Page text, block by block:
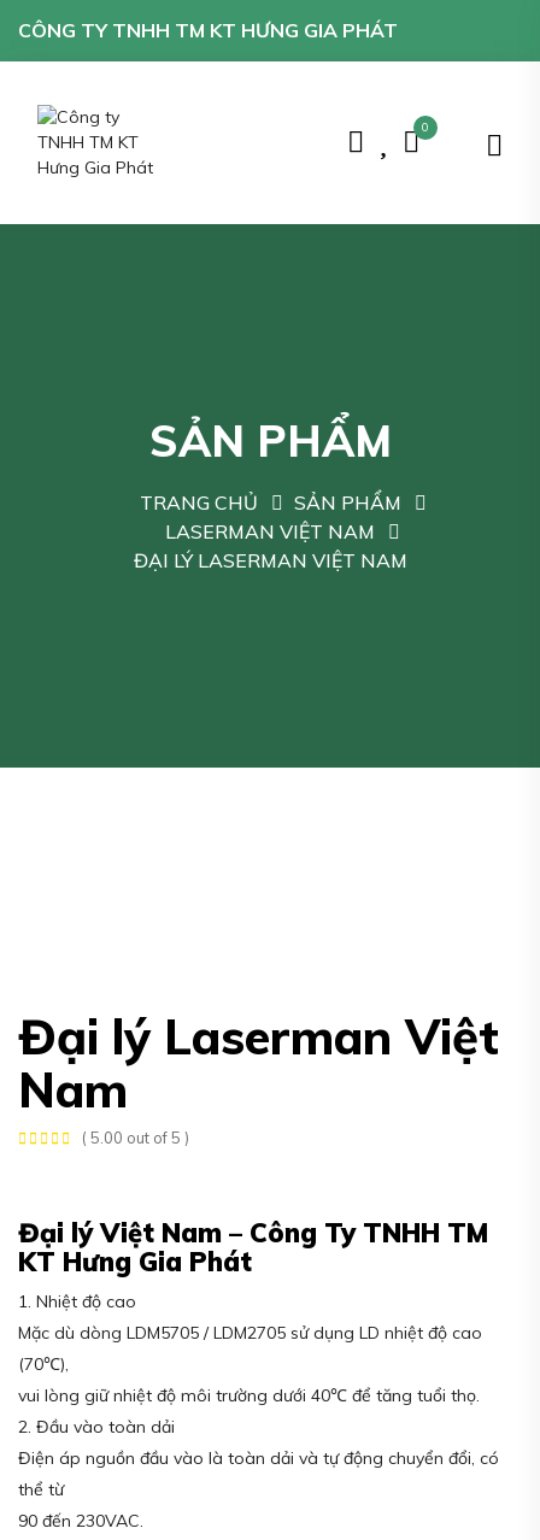
CÔNG TY TNHH TM KT HƯNG GIA PHÁT
0
SẢN PHẨM
TRANG CHỦ
SẢN PHẨM
LASERMAN VIỆT NAM
ĐẠI LÝ LASERMAN VIỆT NAM
Đại lý Laserman Việt
Nam
( 5.00 out of 5 )
Đại lý Việt Nam – Công Ty TNHH TM
KT Hưng Gia Phát
1. Nhiệt độ cao
Mặc dù dòng LDM5705 / LDM2705 sử dụng LD nhiệt độ cao
(70℃),
vui lòng giữ nhiệt độ môi trường dưới 40℃ để tăng tuổi thọ.
2. Đầu vào toàn dải
Điện áp nguồn đầu vào là toàn dải và tự động chuyển đổi, có
thể từ
90 đến 230VAC.